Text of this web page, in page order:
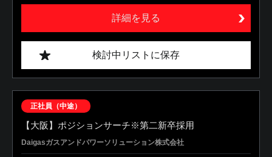
詳細を見る
検討中リストに保存
正社員（中途）
【大阪】ポジションサーチ※第二新卒採用
Daigasガスアンドパワーソリューション株式会社